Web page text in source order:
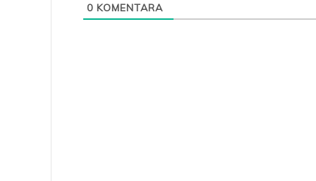
0 KOMENTARA